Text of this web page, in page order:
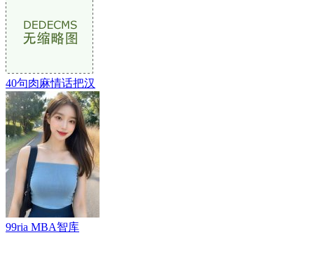
40句肉麻情话把汉
99ria MBA智库